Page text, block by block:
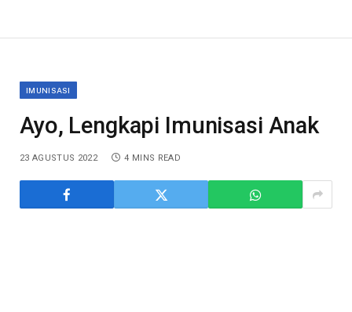
IMUNISASI
Ayo, Lengkapi Imunisasi Anak
23 AGUSTUS 2022 4 MINS READ